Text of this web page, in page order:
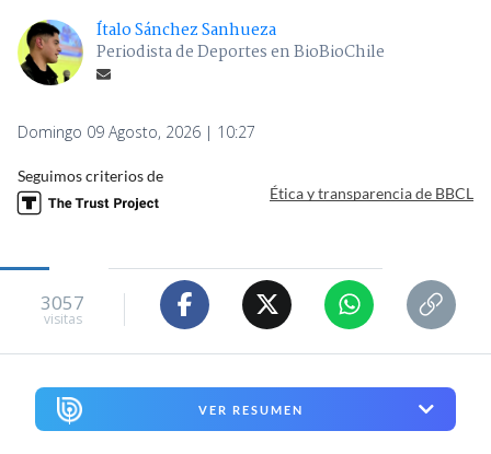
Ítalo Sánchez Sanhueza
Periodista de Deportes en BioBioChile
Domingo 09 Agosto, 2026 | 10:27
Seguimos criterios de
Ética y transparencia de BBCL
3057
visitas
VER RESUMEN